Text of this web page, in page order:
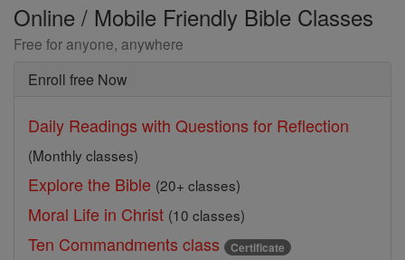
Online / Mobile Friendly Bible Classes
Free for anyone, anywhere
Enroll free Now
Daily Readings with Questions for Reflection
(Monthly classes)
Explore the Bible (20+ classes)
Moral Life in Christ (10 classes)
Ten Commandments class Certificate